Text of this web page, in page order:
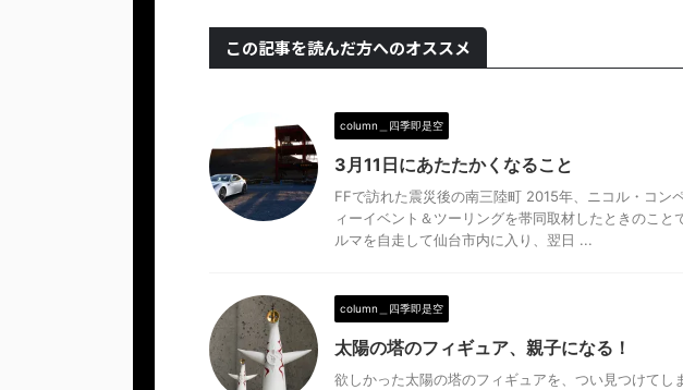
この記事を読んだ方へのオススメ
column＿四季即是空
3月11日にあたたかくなること
FFで訪れた震災後の南三陸町 2015年、ニコル・コン
ィーイベント＆ツーリングを帯同取材したときのこと
ルマを自走して仙台市内に入り、翌日 ...
column＿四季即是空
太陽の塔のフィギュア、親子になる！
欲しかった太陽の塔のフィギュアを、つい見つけてし